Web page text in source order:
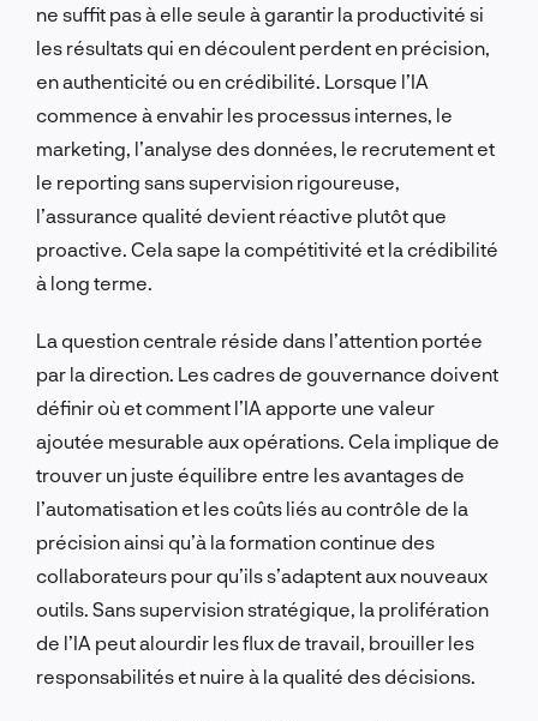
ne suffit pas à elle seule à garantir la productivité si
les résultats qui en découlent perdent en précision,
en authenticité ou en crédibilité. Lorsque l’IA
commence à envahir les processus internes, le
marketing, l’analyse des données, le recrutement et
le reporting sans supervision rigoureuse,
l’assurance qualité devient réactive plutôt que
proactive. Cela sape la compétitivité et la crédibilité
à long terme.
La question centrale réside dans l’attention portée
par la direction. Les cadres de gouvernance doivent
définir où et comment l’IA apporte une valeur
ajoutée mesurable aux opérations. Cela implique de
trouver un juste équilibre entre les avantages de
l’automatisation et les coûts liés au contrôle de la
précision ainsi qu’à la formation continue des
collaborateurs pour qu’ils s’adaptent aux nouveaux
outils. Sans supervision stratégique, la prolifération
de l’IA peut alourdir les flux de travail, brouiller les
responsabilités et nuire à la qualité des décisions.